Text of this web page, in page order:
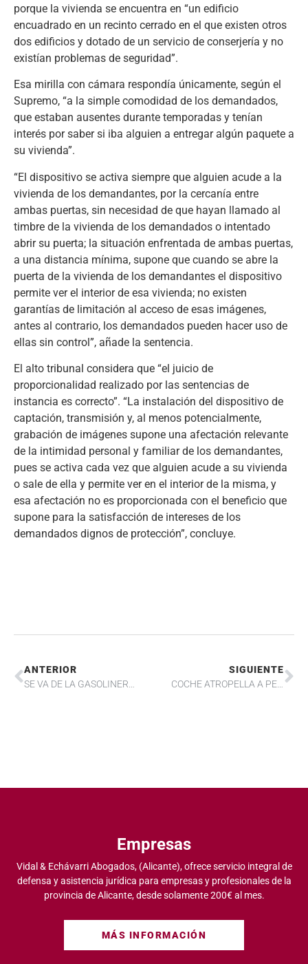
porque la vivienda se encuentra en “un edificio
encuadrado en un recinto cerrado en el que existen otros
dos edificios y dotado de un servicio de conserjería y no
existían problemas de seguridad”.
Esa mirilla con cámara respondía únicamente, según el
Supremo, “a la simple comodidad de los demandados,
que estaban ausentes durante temporadas y tenían
interés por saber si iba alguien a entregar algún paquete a
su vivienda”.
“El dispositivo se activa siempre que alguien acude a la
vivienda de los demandantes, por la cercanía entre
ambas puertas, sin necesidad de que hayan llamado al
timbre de la vivienda de los demandados o intentado
abrir su puerta; la situación enfrentada de ambas puertas,
a una distancia mínima, supone que cuando se abre la
puerta de la vivienda de los demandantes el dispositivo
permite ver el interior de esa vivienda; no existen
garantías de limitación al acceso de esas imágenes,
antes al contrario, los demandados pueden hacer uso de
ellas sin control”, añade la sentencia.
El alto tribunal considera que “el juicio de
proporcionalidad realizado por las sentencias de
instancia es correcto”. “La instalación del dispositivo de
captación, transmisión y, al menos potencialmente,
grabación de imágenes supone una afectación relevante
de la intimidad personal y familiar de los demandantes,
pues se activa cada vez que alguien acude a su vivienda
o sale de ella y permite ver en el interior de la misma, y
esa afectación no es proporcionada con el beneficio que
supone para la satisfacción de intereses de los
demandados dignos de protección”, concluye.
ANTERIOR
SE VA DE LA GASOLINERA Y ARRANCA LA MANGUERA DE REPOSTAJE AÚN EN FUNCIONAMIENTO, ¿QUIÉN PAGA, EL CONDUCTOR O EL OPERARIO QUE DEBÍA VIGILAR?
SIGUIENTE
COCHE ATROPELLA A PEATÓN QUE CAMINABA POR EL ARCÉN INCORRECTO DE LA CARRETERA, ¿QUIÉN PAGA LOS DAÑOS?
Empresas
Vidal & Echávarri Abogados, (Alicante), ofrece servicio integral de
defensa y asistencia jurídica para empresas y profesionales de la
provincia de Alicante, desde solamente 200€ al mes.
MÁS INFORMACIÓN